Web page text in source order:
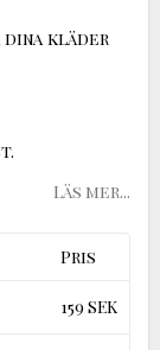
kläder
Läs mer...
Pris
159 SEK